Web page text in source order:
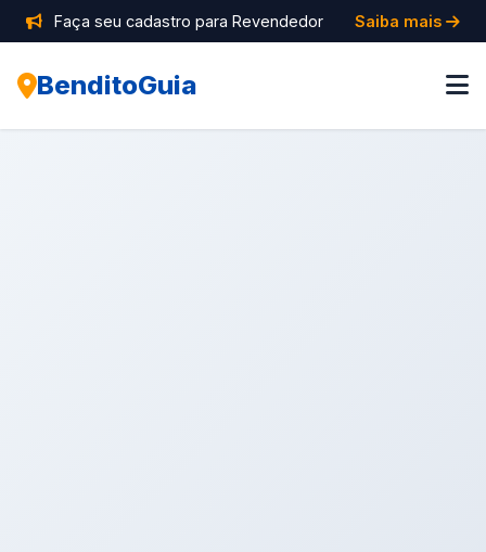
Faça seu cadastro para Revendedor Saiba mais
BenditoGuia